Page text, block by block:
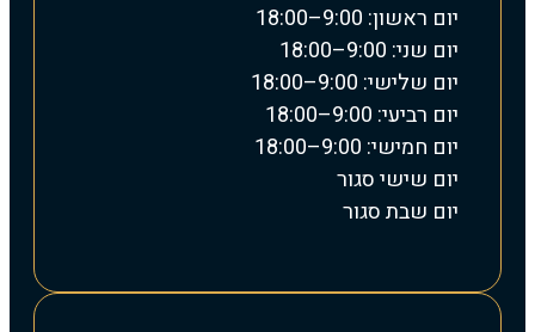
יום ראשון: 9:00–18:00
יום שני: 9:00–18:00
יום שלישי: 9:00–18:00
יום רביעי: 9:00–18:00
יום חמישי: 9:00–18:00
יום שישי סגור
יום שבת סגור